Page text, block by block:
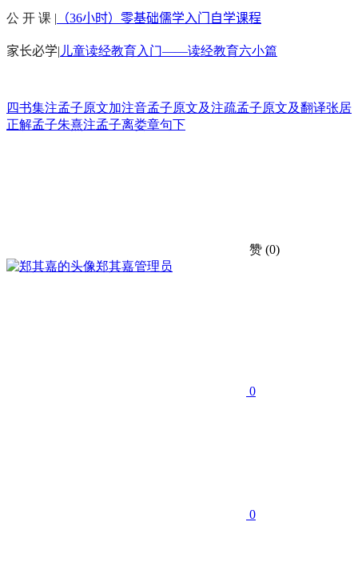
公 开 课 | （36小时）零基础儒学入门自学课程
家长必学| 儿童读经教育入门——读经教育六小篇
四书集注孟子原文加注音孟子原文及注疏孟子原文及翻译张居
正解孟子朱熹注孟子离娄章句下
赞 (0)
郑其嘉管理员
0
0